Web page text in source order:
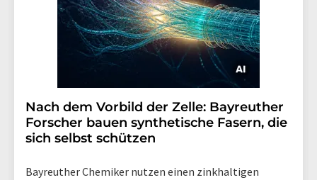
Nach dem Vorbild der Zelle: Bayreuther
Forscher bauen synthetische Fasern, die
sich selbst schützen
Bayreuther Chemiker nutzen einen zinkhaltigen